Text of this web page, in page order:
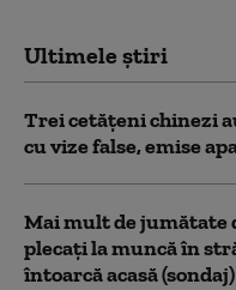
Ultimele știri
Trei cetăţeni chinezi
cu vize false, emise
Mai mult de
plecați la muncă în
întoarcă acasă (sondaj)